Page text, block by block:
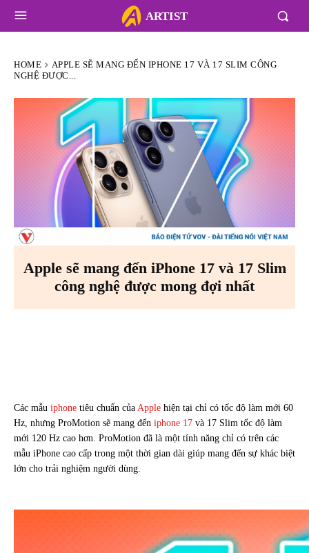
ARTIST
HOME
APPLE SẼ MANG ĐẾN IPHONE 17 VÀ 17 SLIM CÔNG
NGHỆ ĐƯỢC...
Apple sẽ mang đến iPhone 17 và 17 Slim
công nghệ được mong đợi nhất
Các mẫu iphone tiêu chuẩn của Apple hiện tại chỉ có tốc độ làm mới 60
Hz, nhưng ProMotion sẽ mang đến iphone 17 và 17 Slim tốc độ làm
mới 120 Hz cao hơn. ProMotion đã là một tính năng chỉ có trên các
mẫu iPhone cao cấp trong một thời gian dài giúp mang đến sự khác biệt
lớn cho trải nghiệm người dùng.